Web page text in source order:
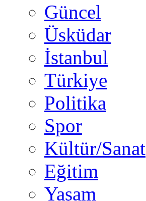
Güncel
Üsküdar
İstanbul
Türkiye
Politika
Spor
Kültür/Sanat
Eğitim
Yaşam